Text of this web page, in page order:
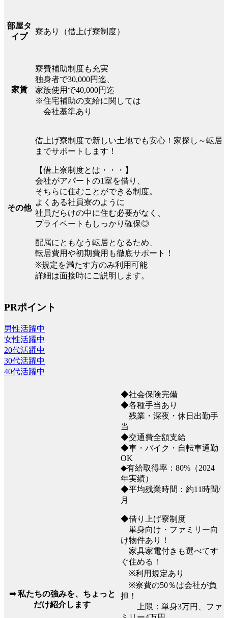
部屋タ
イプ
寮あり（借上げ寮制度）
家賃
寮費補助制度も充実
独身者で30,000円迄、
家族使用で40,000円迄
※住宅補助の支給に関しては
会社基準あり
その他
借上げ寮制度で新しい土地でも安心！家探し～転居
までサポートします！
【借上寮制度とは・・・】
会社がアパートの1室を借り、
そちらに住むことができる制度。
よくある社員寮のように
社員だらけの中に住む必要がなく、
プライベートもしっかり確保◎
配属にともなう転居となるため、
転居費用や初期費用も徹底サポート！
※規定を満たす方のみ利用可能
詳細は面接時にご説明します。
PRポイント
男性活躍中
女性活躍中
20代活躍中
30代活躍中
40代活躍中
➡ 私たちの強みを、ちょっと
だけ紹介します
◆社会保険完備
◆各種手当あり
残業・深夜・休日出勤手
当
◆交通費全額支給
◆車・バイク・自転車通勤
OK
◆有給取得率：80%（2024
年実績）
◆平均残業時間：約11時間/
月
◆借り上げ寮制度
単身向け・ファミリー向
け物件あり！
家具家電付きも選べてす
ぐ住める！
※利用規定あり
※寮費の50％は会社が負
担！
上限：単身3万円、ファ